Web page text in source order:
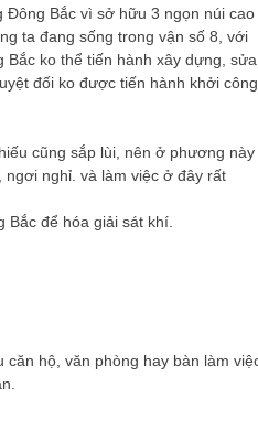
Đông Bắc vì sở hữu 3 ngọn núi cao
ta đang sống trong vận số 8, với
ko thể tiến hành xây dựng, sửa
đối ko được tiến hành khởi công
cũng sắp lùi, nên ở phương này
nghỉ. và làm việc ở đây rất
để hóa giải sát khí.
hộ, văn phòng hay bàn làm